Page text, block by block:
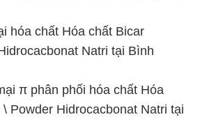
hóa chất Hóa chất Bicar
Natri tại Bình
π phân phối hóa chất Hóa
Powder Hidrocacbonat Natri tại